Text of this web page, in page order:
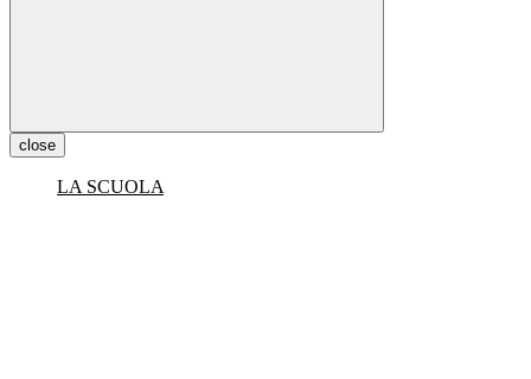
close
LA SCUOLA